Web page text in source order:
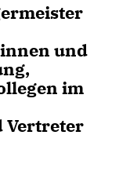
und
im
Vertreter